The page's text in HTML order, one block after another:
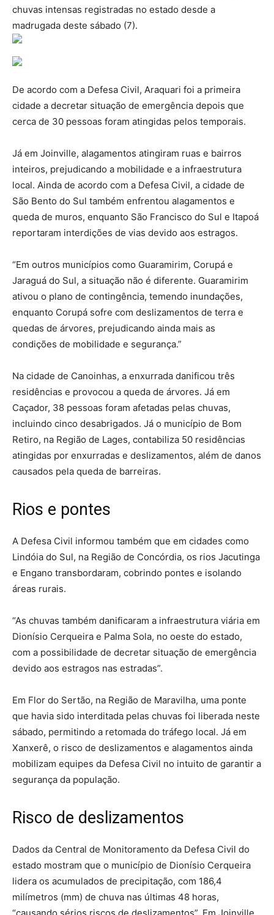
chuvas intensas registradas no estado desde a
madrugada deste sábado (7).
De acordo com a Defesa Civil, Araquari foi a primeira
cidade a decretar situação de emergência depois que
cerca de 30 pessoas foram atingidas pelos temporais.
Já em Joinville, alagamentos atingiram ruas e bairros
inteiros, prejudicando a mobilidade e a infraestrutura
local. Ainda de acordo com a Defesa Civil, a cidade de
São Bento do Sul também enfrentou alagamentos e
queda de muros, enquanto São Francisco do Sul e Itapoá
reportaram interdições de vias devido aos estragos.
“Em outros municípios como Guaramirim, Corupá e
Jaraguá do Sul, a situação não é diferente. Guaramirim
ativou o plano de contingência, temendo inundações,
enquanto Corupá sofre com deslizamentos de terra e
quedas de árvores, prejudicando ainda mais as
condições de mobilidade e segurança.”
Na cidade de Canoinhas, a enxurrada danificou três
residências e provocou a queda de árvores. Já em
Caçador, 38 pessoas foram afetadas pelas chuvas,
incluindo cinco desabrigados. Já o município de Bom
Retiro, na Região de Lages, contabiliza 50 residências
atingidas por enxurradas e deslizamentos, além de danos
causados pela queda de barreiras.
Rios e pontes
A Defesa Civil informou também que em cidades como
Lindóia do Sul, na Região de Concórdia, os rios Jacutinga
e Engano transbordaram, cobrindo pontes e isolando
áreas rurais.
“As chuvas também danificaram a infraestrutura viária em
Dionísio Cerqueira e Palma Sola, no oeste do estado,
com a possibilidade de decretar situação de emergência
devido aos estragos nas estradas”.
Em Flor do Sertão, na Região de Maravilha, uma ponte
que havia sido interditada pelas chuvas foi liberada neste
sábado, permitindo a retomada do tráfego local. Já em
Xanxerê, o risco de deslizamentos e alagamentos ainda
mobilizam equipes da Defesa Civil no intuito de garantir a
segurança da população.
Risco de deslizamentos
Dados da Central de Monitoramento da Defesa Civil do
estado mostram que o município de Dionísio Cerqueira
lidera os acumulados de precipitação, com 186,4
milímetros (mm) de chuva nas últimas 48 horas,